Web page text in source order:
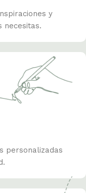
y
necesitas.
personalizadas